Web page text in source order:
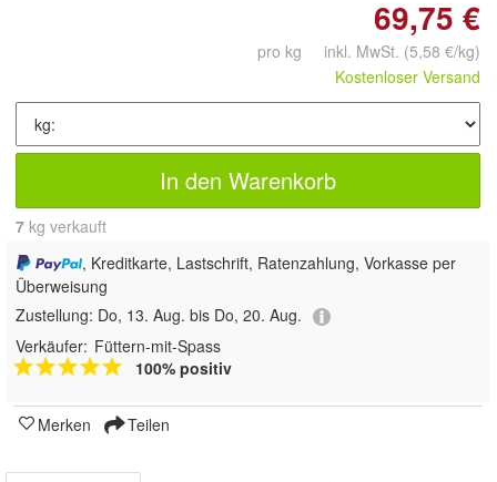
69,75 €
pro kg inkl. MwSt. (5,58 €/kg)
Kostenloser Versand
In den Warenkorb
7 kg verkauft
, Kreditkarte, Lastschrift, Ratenzahlung, Vorkasse per
Überweisung
Zustellung: Do, 13. Aug. bis Do, 20. Aug.
Verkäufer: Füttern-mit-Spass
100% positiv
Merken Teilen